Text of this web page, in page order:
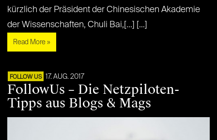
kürzlich der Präsident der Chinesischen Akademie
der Wissenschaften, Chuli Bai,[...] [...]
Read More »
FOLLOW US 17. AUG. 2017
FollowUs – Die Netzpiloten-
Tipps aus Blogs & Mags